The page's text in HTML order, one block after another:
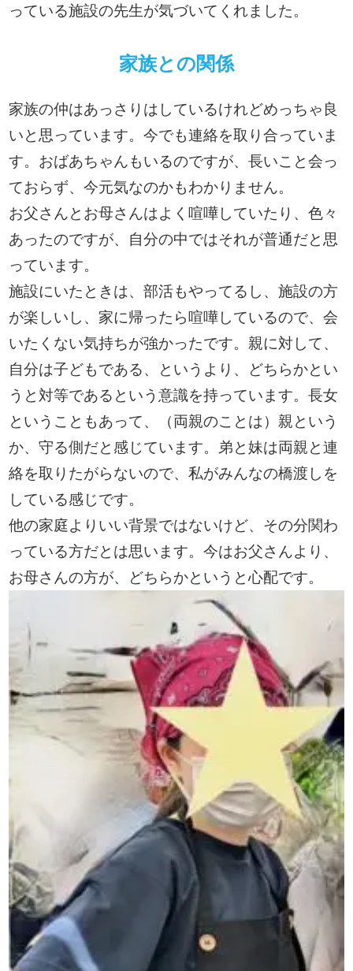
っている施設の先生が気づいてくれました。
家族との関係
家族の仲はあっさりはしているけれどめっちゃ良
いと思っています。今でも連絡を取り合っていま
す。おばあちゃんもいるのですが、長いこと会っ
ておらず、今元気なのかもわかりません。
お父さんとお母さんはよく喧嘩していたり、色々
あったのですが、自分の中ではそれが普通だと思
っています。
施設にいたときは、部活もやってるし、施設の方
が楽しいし、家に帰ったら喧嘩しているので、会
いたくない気持ちが強かったです。親に対して、
自分は子どもである、というより、どちらかとい
うと対等であるという意識を持っています。長女
ということもあって、（両親のことは）親という
か、守る側だと感じています。弟と妹は両親と連
絡を取りたがらないので、私がみんなの橋渡しを
している感じです。
他の家庭よりいい背景ではないけど、その分関わ
っている方だとは思います。今はお父さんより、
お母さんの方が、どちらかというと心配です。